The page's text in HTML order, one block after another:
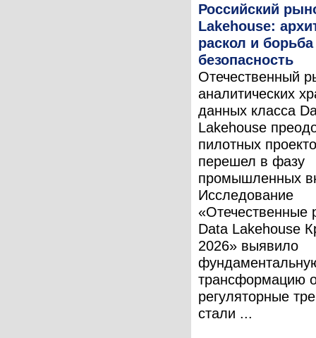
Российский
Lakehouse:
раскол и борьба
безопасность
Отечественный
аналитических
данных класса
Lakehouse
пилотных
перешел в фазу
промышленных
Исследование
«Отечественные
Data Lakehouse
2026» выявило
трансформацию
регуляторные
стали ...